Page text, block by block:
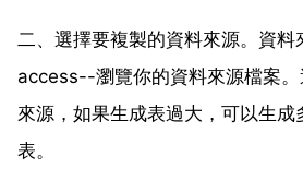
二、選擇要複製的資料來源。資
access--瀏覽你的資料來源檔案
來源，如果生成表過大，可以生成
表。